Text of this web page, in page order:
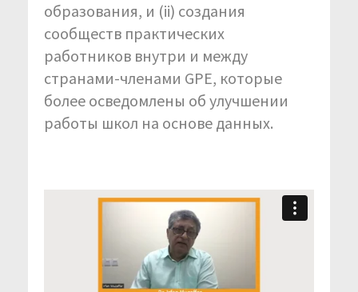
образования, и (ii) создания
сообществ практических
работников внутри и между
странами-членами GPE, которые
более осведомлены об улучшении
работы школ на основе данных.